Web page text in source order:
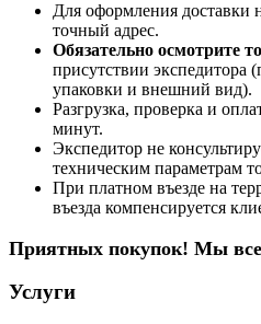
Для оформления доставки
точный адрес.
Обязательно осмотрите
присутствии экспедитора
упаковки и внешний вид).
Разгрузка, проверка и
минут.
Экспедитор не
техническим параметрам
При платном въезде на
въезда компенсируется
Приятных покупок! Мы
Услуги